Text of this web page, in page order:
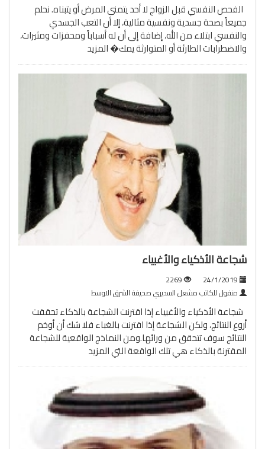
الفحص النفسي قبل الزواج لا أحد يتمنى المرض أو يتبناه. نحلم
جميعاً بصحة جسدية ونفسية مثالية، إلا أن التعب الجسدي
والنفسي ابتلاء من الله، إضافة إلى أن له أسباباً ومحفزات ومثيرات،
والاضطرابات الطارئة أو المتوارثة يمك�المزيد
شجاعة الأذكياء والأغبياء
2269
منقول للكاتب مشعل السديري صحيفة الشرق الاوسط
شجاعة الأذكياء والأغبياء إذا اقترنت الشجاعة بالذكاء تحققت
أروع النتائج، ولكن الشجاعة إذا اقترنت بالغباء فلا شك أن أوخم
النتائج سوف تتحقق من ورائها.ومن النماذج الواقعية للشجاعة
المقترنة بالذكاء هي تلك الواقعة التيالمزيد